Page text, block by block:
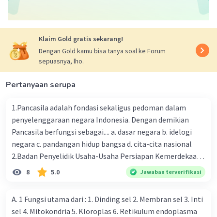
ELTANIN P
10 Desember 2025 13:48
A. 1 dan 2
Beri Rating
Klaim Gold gratis sekarang!
Dengan Gold kamu bisa tanya soal ke Forum
sepuasnya, lho.
Pertanyaan serupa
1.Pancasila adalah fondasi sekaligus pedoman dalam
penyelenggaraan negara Indonesia. Dengan demikian
Pancasila berfungsi sebagai.... a. dasar negara b. idelogi
negara c. pandangan hidup bangsa d. cita-cita nasional
2.Badan Penyelidik Usaha-Usaha Persiapan Kemerdekaan
Indonesia (BPUPKI) dibentuk oleh pemerintah
pendudukan Jepang pada tanggal 1 Maret 1945
Wakil ketua BPUPKI ketika itu dijabat oleh .... a. Ir.
8 5.0 Jawaban terverifikasi
A. 1 Fungsi utama dari : 1. Dinding sel 2. Membran sel 3. Inti
sel 4. Mitokondria 5. Kloroplas 6. Retikulum endoplasma